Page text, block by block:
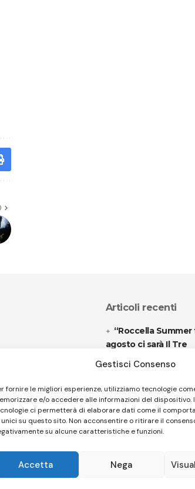
Gestisci Consenso
fornire le migliori esperienze, utilizziamo tecnologie
e/o accedere alle informazioni del dispositivo.
ci permetterà di elaborare dati come il
unici su questo sito. Non acconsentire o ritirare il
su alcune caratteristiche e funzioni.
Accetta Nega
Articoli recenti
“Roccella Summer
agosto ci sarà Il Tre
“Armonie d’arte”
Firenze - SEO BY SIMONE ROMPIETTI SR WEB